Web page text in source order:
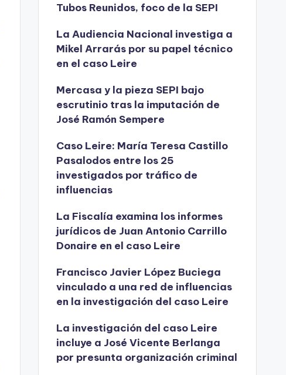
Tubos Reunidos, foco de la SEPI
La Audiencia Nacional investiga a
Mikel Arrarás por su papel técnico
en el caso Leire
Mercasa y la pieza SEPI bajo
escrutinio tras la imputación de
José Ramón Sempere
Caso Leire: María Teresa Castillo
Pasalodos entre los 25
investigados por tráfico de
influencias
La Fiscalía examina los informes
jurídicos de Juan Antonio Carrillo
Donaire en el caso Leire
Francisco Javier López Buciega
vinculado a una red de influencias
en la investigación del caso Leire
La investigación del caso Leire
incluye a José Vicente Berlanga
por presunta organización criminal